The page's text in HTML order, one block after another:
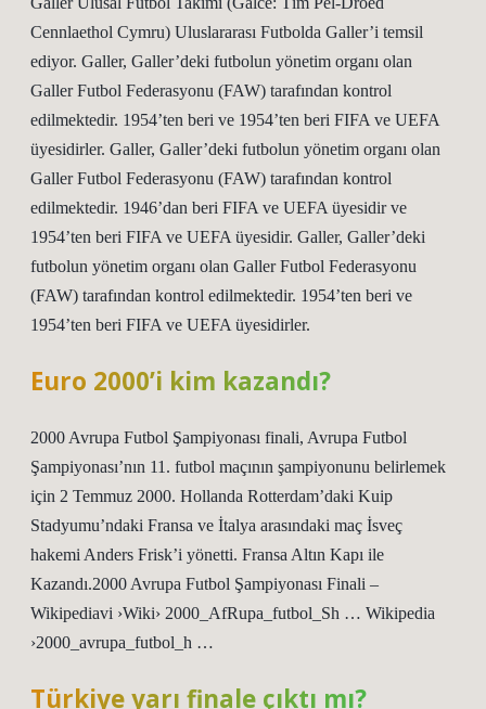
Cennlaethol Cymru) Uluslararası Futbolda Galler’i temsil
ediyor. Galler, Galler’deki futbolun yönetim organı olan
Galler Futbol Federasyonu (FAW) tarafından kontrol
edilmektedir. 1954’ten beri ve 1954’ten beri FIFA ve UEFA
üyesidirler. Galler, Galler’deki futbolun yönetim organı olan
Galler Futbol Federasyonu (FAW) tarafından kontrol
edilmektedir. 1946’dan beri FIFA ve UEFA üyesidir ve
1954’ten beri FIFA ve UEFA üyesidir. Galler, Galler’deki
futbolun yönetim organı olan Galler Futbol Federasyonu
(FAW) tarafından kontrol edilmektedir. 1954’ten beri ve
1954’ten beri FIFA ve UEFA üyesidirler.
Euro 2000’i kim kazandı?
2000 Avrupa Futbol Şampiyonası finali, Avrupa Futbol
Şampiyonası’nın 11. futbol maçının şampiyonunu belirlemek
için 2 Temmuz 2000. Hollanda Rotterdam’daki Kuip
Stadyumu’ndaki Fransa ve İtalya arasındaki maç İsveç
hakemi Anders Frisk’i yönetti. Fransa Altın Kapı ile
Kazandı.2000 Avrupa Futbol Şampiyonası Finali –
Wikipediavi ›Wiki› 2000_AfRupa_futbol_Sh … Wikipedia
›2000_avrupa_futbol_h …
Türkiye yarı finale çıktı mı?